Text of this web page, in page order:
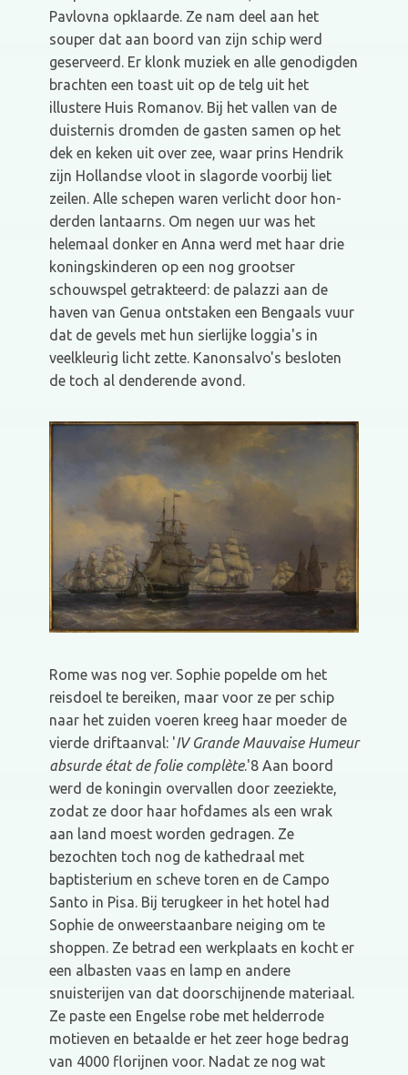
Pavlovna opklaarde. Ze nam deel aan het
souper dat aan boord van zijn schip werd
geserveerd. Er klonk muziek en alle genodigden
brachten een toast uit op de telg uit het
illustere Huis Romanov. Bij het vallen van de
duisternis dromden de gasten samen op het
dek en keken uit over zee, waar prins Hendrik
zijn Hollandse vloot in slagorde voorbij liet
zeilen. Alle schepen waren verlicht door hon­
derden lantaarns. Om negen uur was het
helemaal donker en Anna werd met haar drie
koningskinderen op een nog grootser
schouwspel getrakteerd: de palazzi aan de
haven van Genua ontstaken een Bengaals vuur
dat de gevels met hun sierlijke loggia's in
veelkleurig licht zette. Kanonsalvo's besloten
de toch al denderende avond.
Rome was nog ver. Sophie popelde om het
reisdoel te bereiken, maar voor ze per schip
naar het zuiden voeren kreeg haar moeder de
vierde driftaanval: 'IV Grande Mauvaise Humeur
absurde état de folie complète.'8 Aan boord
werd de koningin overvallen door zeeziekte,
zodat ze door haar hofdames als een wrak
aan land moest worden gedragen. Ze
bezochten toch nog de kathedraal met
baptisterium en scheve toren en de Campo
Santo in Pisa. Bij terugkeer in het hotel had
Sophie de onweerstaanbare neiging om te
shoppen. Ze betrad een werkplaats en kocht er
een albasten vaas en lamp en andere
snuisterijen van dat doorschijnende materiaal.
Ze paste een Engelse robe met helderrode
motieven en betaalde er het zeer hoge bedrag
van 4000 florijnen voor. Nadat ze nog wat